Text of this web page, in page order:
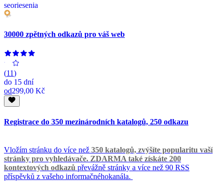
seoriesenia
30000 zpětných odkazů pro váš web
(11)
do 15 dní
od299,00 Kč
Registrace do 350 mezinárodních katalogů, 250 odkazu
Vložím stránku do více než 350 katalogů, zvýšíte popularitu vaší
stránky pro vyhledávače. ZDARMA také získáte 200
kontextových odkazů převážně stránky a více než 90 RSS
příspěvků z vašeho informačnéhokanála.